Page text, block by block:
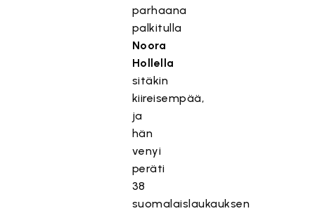
parhaana
palkitulla
Noora
Hollella
sitäkin
kiireisempää,
ja
hän
venyi
peräti
38
suomalaislaukauksen